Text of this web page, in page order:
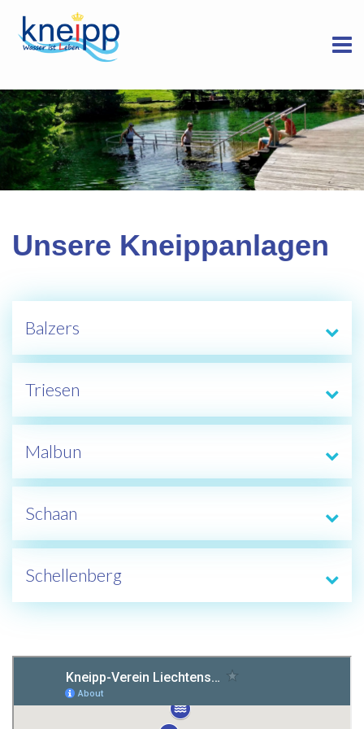
Unsere Kneippanlagen
Balzers
Triesen
Malbun
Schaan
Schellenberg